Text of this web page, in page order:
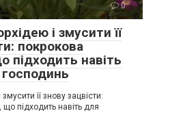
0
і змусити її
покрокова
підходить навіть
її знову зацвісти:
що підходить навіть для